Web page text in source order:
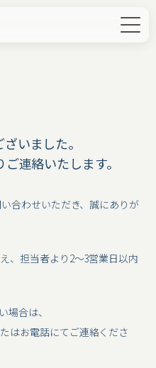
いました。
連絡いたします。
合わせいただき、誠にありが
、担当者より2〜3営業日以内
場合は、
はお電話にてご連絡くださ